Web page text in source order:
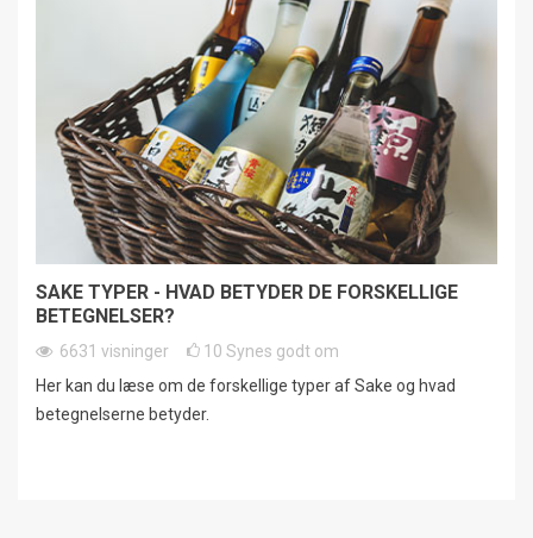
SAKE TYPER - HVAD BETYDER DE FORSKELLIGE
BETEGNELSER?
6631 visninger 10 Synes godt om
Her kan du læse om de forskellige typer af Sake og hvad
betegnelserne betyder.